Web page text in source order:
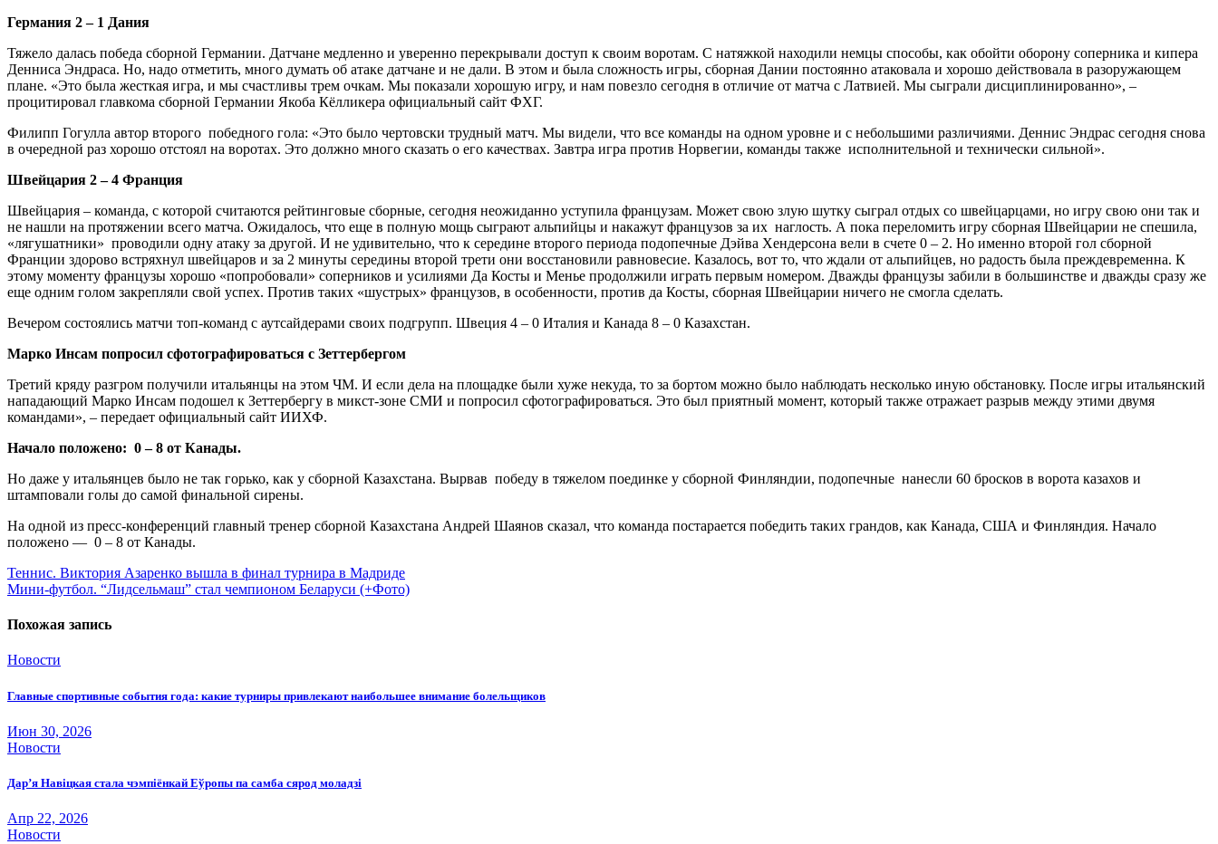
Германия 2 – 1 Дания
Тяжело далась победа сборной Германии. Датчане медленно и уверенно перекрывали доступ к своим воротам. С натяжкой находили немцы способы, как обойти оборону соперника и кипера
Денниса Эндраса. Но, надо отметить, много думать об атаке датчане и не дали. В этом и была сложность игры, сборная Дании постоянно атаковала и хорошо действовала в разоружающем
плане. «Это была жесткая игра, и мы счастливы трем очкам. Мы показали хорошую игру, и нам повезло сегодня в отличие от матча с Латвией. Мы сыграли дисциплинированно», –
процитировал главкома сборной Германии Якоба Кёлликера официальный сайт ФХГ.
Филипп Гогулла автор второго победного гола: «Это было чертовски трудный матч. Мы видели, что все команды на одном уровне и с небольшими различиями. Деннис Эндрас сегодня снова
в очередной раз хорошо отстоял на воротах. Это должно много сказать о его качествах. Завтра игра против Норвегии, команды также исполнительной и технически сильной».
Швейцария 2 – 4 Франция
Швейцария – команда, с которой считаются рейтинговые сборные, сегодня неожиданно уступила французам. Может свою злую шутку сыграл отдых со швейцарцами, но игру свою они так и
не нашли на протяжении всего матча. Ожидалось, что еще в полную мощь сыграют альпийцы и накажут французов за их наглость. А пока переломить игру сборная Швейцарии не спешила,
«лягушатники» проводили одну атаку за другой. И не удивительно, что к середине второго периода подопечные Дэйва Хендерсона вели в счете 0 – 2. Но именно второй гол сборной
Франции здорово встряхнул швейцаров и за 2 минуты середины второй трети они восстановили равновесие. Казалось, вот то, что ждали от альпийцев, но радость была преждевременна. К
этому моменту французы хорошо «попробовали» соперников и усилиями Да Косты и Менье продолжили играть первым номером. Дважды французы забили в большинстве и дважды сразу же
еще одним голом закрепляли свой успех. Против таких «шустрых» французов, в особенности, против да Косты, сборная Швейцарии ничего не смогла сделать.
Вечером состоялись матчи топ-команд с аутсайдерами своих подгрупп. Швеция 4 – 0 Италия и Канада 8 – 0 Казахстан.
Марко Инсам попросил сфотографироваться с Зеттербергом
Третий кряду разгром получили итальянцы на этом ЧМ. И если дела на площадке были хуже некуда, то за бортом можно было наблюдать несколько иную обстановку. После игры итальянский
нападающий Марко Инсам подошел к Зеттербергу в микст-зоне СМИ и попросил сфотографироваться. Это был приятный момент, который также отражает разрыв между этими двумя
командами», – передает официальный сайт ИИХФ.
Начало положено: 0 – 8 от Канады.
Но даже у итальянцев было не так горько, как у сборной Казахстана. Вырвав победу в тяжелом поединке у сборной Финляндии, подопечные нанесли 60 бросков в ворота казахов и
штамповали голы до самой финальной сирены.
На одной из пресс-конференций главный тренер сборной Казахстана Андрей Шаянов сказал, что команда постарается победить таких грандов, как Канада, США и Финляндия. Начало
положено — 0 – 8 от Канады.
Навигация
по
записям
Теннис. Виктория Азаренко вышла в финал турнира в Мадриде
Мини-футбол. “Лидсельмаш” стал чемпионом Беларуси (+Фото)
Похожая запись
Новости
Главные спортивные события года: какие турниры привлекают наибольшее внимание болельщиков
Июн 30, 2026
Новости
Дар’я Навіцкая стала чэмпіёнкай Еўропы па самба сярод моладзі
Апр 22, 2026
Новости